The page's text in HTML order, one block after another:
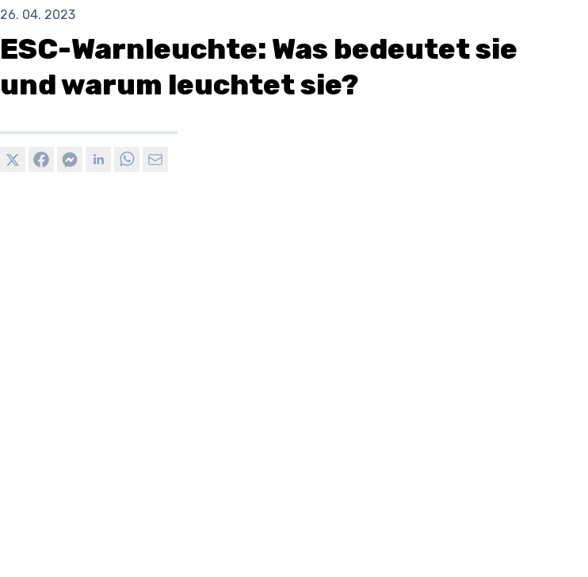
26. 04. 2023
ESC-Warnleuchte: Was bedeutet sie
und warum leuchtet sie?